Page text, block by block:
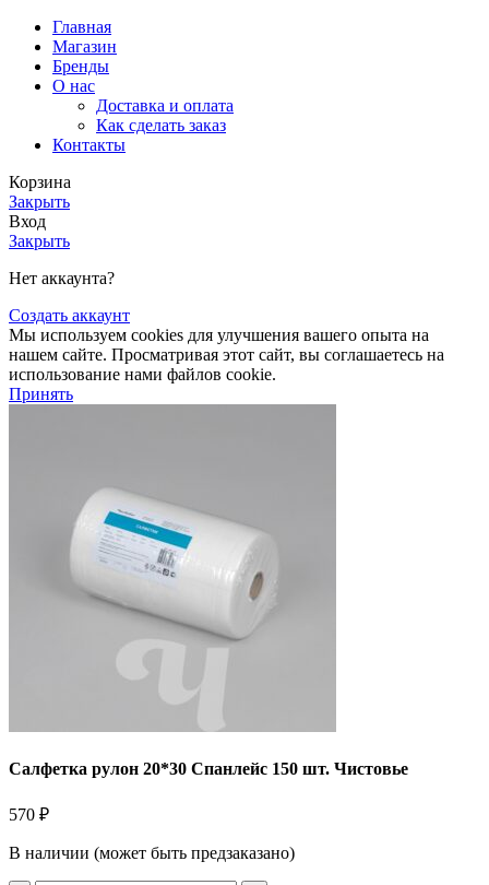
Главная
Магазин
Бренды
О нас
Доставка и оплата
Как сделать заказ
Контакты
Корзина
Закрыть
Вход
Закрыть
Нет аккаунта?
Создать аккаунт
Мы используем cookies для улучшения вашего опыта на
нашем сайте. Просматривая этот сайт, вы соглашаетесь на
использование нами файлов cookie.
Принять
Салфетка рулон 20*30 Спанлейс 150 шт. Чистовье
570 ₽
В наличии (может быть предзаказано)